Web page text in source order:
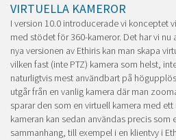
VIRTUELLA KAMEROR
I version 10.0 introducerade vi konceptet
med stödet för 360-kameror. Det har vi
nya versionen av Ethiris kan man skapa
vilken fast (inte PTZ) kamera som helst,
naturligtvis mest användbart på
utgår från en vanlig kamera där man
sparar den som en virtuell kamera med
kameran kan sedan användas precis som
sammanhang, till exempel i en klientvy i